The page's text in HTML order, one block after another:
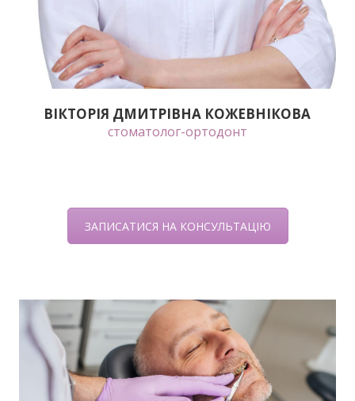
ВІКТОРІЯ ДМИТРІВНА КОЖЕВНІКОВА
стоматолог-ортодонт
ЗАПИСАТИСЯ НА КОНСУЛЬТАЦІЮ
Сплануйте свій індивідуальний результат
та час!